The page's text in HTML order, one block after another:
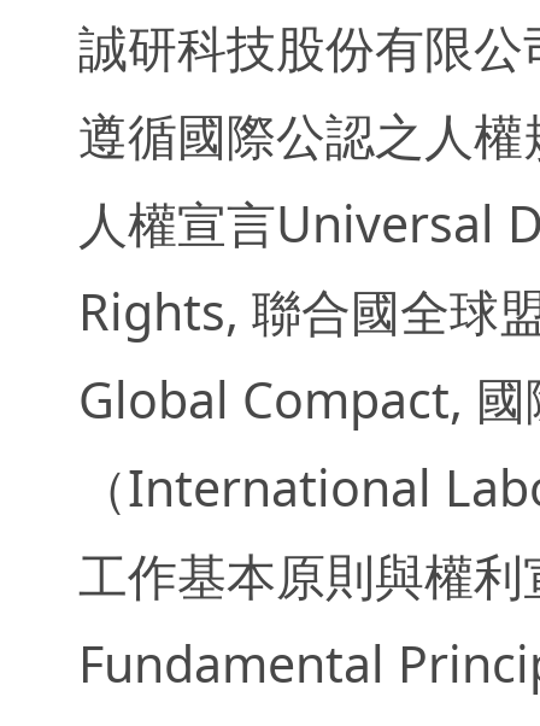
誠研科技股份有限
遵循國際公認之人
人權宣言Universal
Rights, 聯合國全球
Global Compact, 國
（International
工作基本原則與權
Fundamental